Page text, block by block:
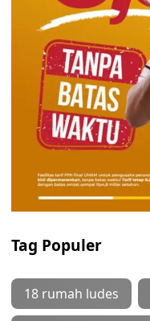
Tag Populer
18 rumah ludes